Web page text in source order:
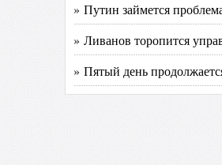
» Путин займется
» Ливанов торопится
» Пятый день